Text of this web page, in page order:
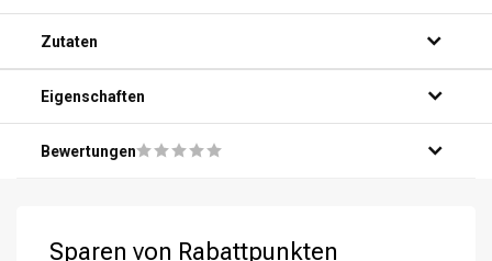
Zutaten
Eigenschaften
Bewertungen
Sparen von Rabattpunkten